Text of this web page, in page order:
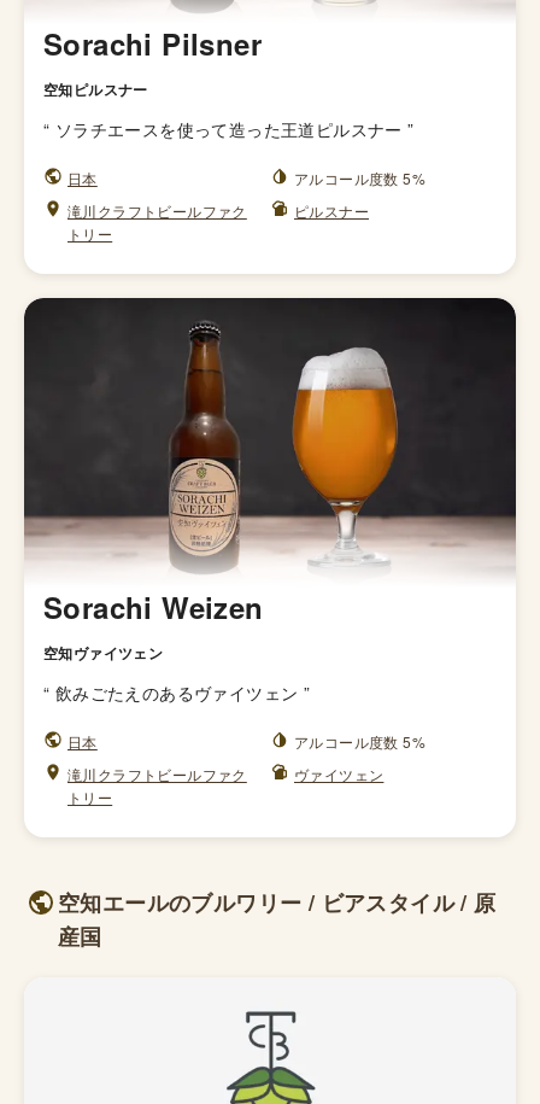
Sorachi Pilsner
空知ピルスナー
“ ソラチエースを使って造った王道ピルスナー ”
日本
アルコール度数 5%
滝川クラフトビールファク
トリー
ピルスナー
Sorachi Weizen
空知ヴァイツェン
“ 飲みごたえのあるヴァイツェン ”
日本
アルコール度数 5%
滝川クラフトビールファク
トリー
ヴァイツェン
空知エールのブルワリー / ビアスタイル / 原
産国